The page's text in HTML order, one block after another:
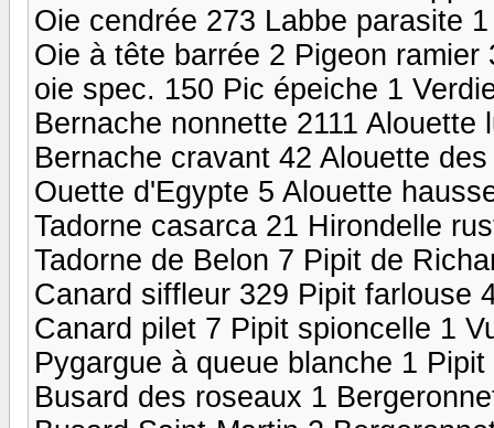
Oie cendrée 273 Labbe parasite
Oie à tête barrée 2 Pigeon ramier
oie spec. 150 Pic épeiche 1
Bernache nonnette 2111
Bernache cravant 42 Alouette
Ouette d'Egypte 5 Alouette
Tadorne casarca 21 Hirondelle
Tadorne de Belon 7 Pipit de
Canard siffleur 329 Pipit farlouse
Canard pilet 7 Pipit spioncelle 1
Pygargue à queue blanche 1
Busard des roseaux 1